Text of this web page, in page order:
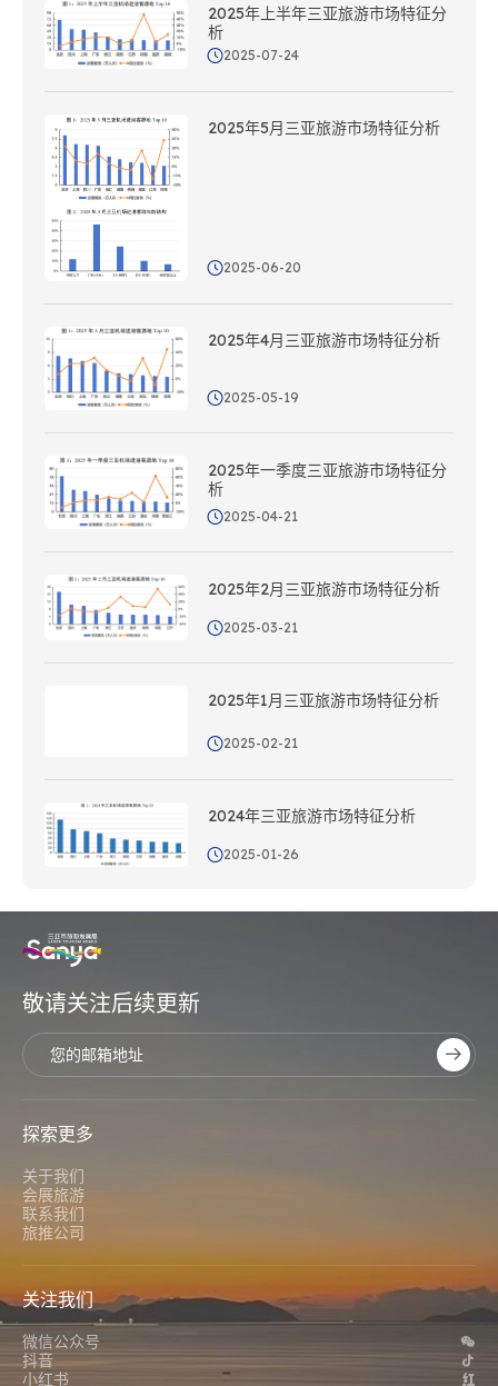
2025年上半年三亚旅游市场特征分
析
2025-07-24
2025年5月三亚旅游市场特征分析
2025-06-20
2025年4月三亚旅游市场特征分析
2025-05-19
2025年一季度三亚旅游市场特征分
析
2025-04-21
2025年2月三亚旅游市场特征分析
2025-03-21
2025年1月三亚旅游市场特征分析
2025-02-21
2024年三亚旅游市场特征分析
2025-01-26
敬请关注后续更新
探索更多
关于我们
会展旅游
联系我们
旅推公司
关注我们
微信公众号
抖音
小红书